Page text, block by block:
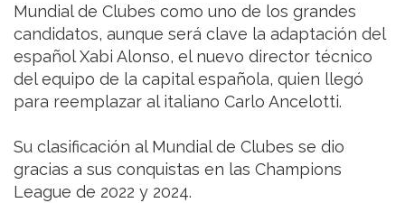
Mundial de Clubes como uno de los grandes
candidatos, aunque será clave la adaptación del
español Xabi Alonso, el nuevo director técnico
del equipo de la capital española, quien llegó
para reemplazar al italiano Carlo Ancelotti.
Su clasificación al Mundial de Clubes se dio
gracias a sus conquistas en las Champions
League de 2022 y 2024.